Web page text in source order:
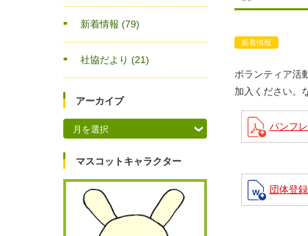
新着情報
ボランティア活
加入ください。
パンフ
団体登
新着情報 (79)
社協だより (21)
アーカイブ
アーカイブ
マスコットキャラクター